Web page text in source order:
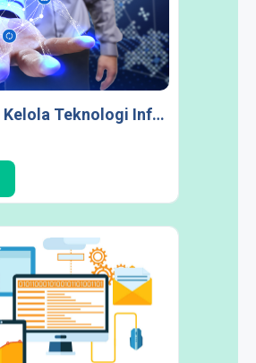
SB-ISI-012 Tata Kelola Teknologi Informasi